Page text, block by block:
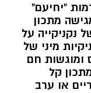
"יחיעם"
מתכון
נקניקייה על
מיני של
ומוגשות חם
קל
או ערב